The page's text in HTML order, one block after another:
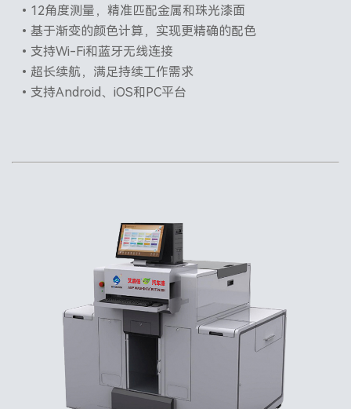
•12角度测量，精准匹配金属和珠光漆面
•基于渐变的颜色计算，实现更精确的配色
•支持Wi-Fi和蓝牙无线连接
•超长续航，满足持续工作需求
•支持Android、iOS和PC平台